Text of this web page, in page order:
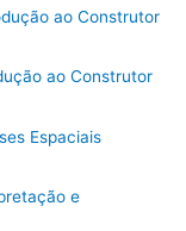
ao Construtor
ao Construtor
Espaciais
e